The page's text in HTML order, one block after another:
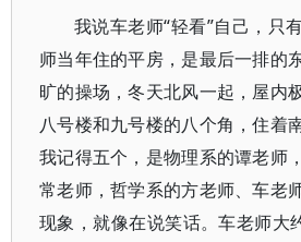
我说车老师“轻看”自己，只
师当年住的平房，是最后一排的
旷的操场，冬天北风一起，屋内
八号楼和九号楼的八个角，住着
我记得五个，是物理系的谭老师
常老师，哲学系的方老师、车老
现象，就像在说笑话。车老师大